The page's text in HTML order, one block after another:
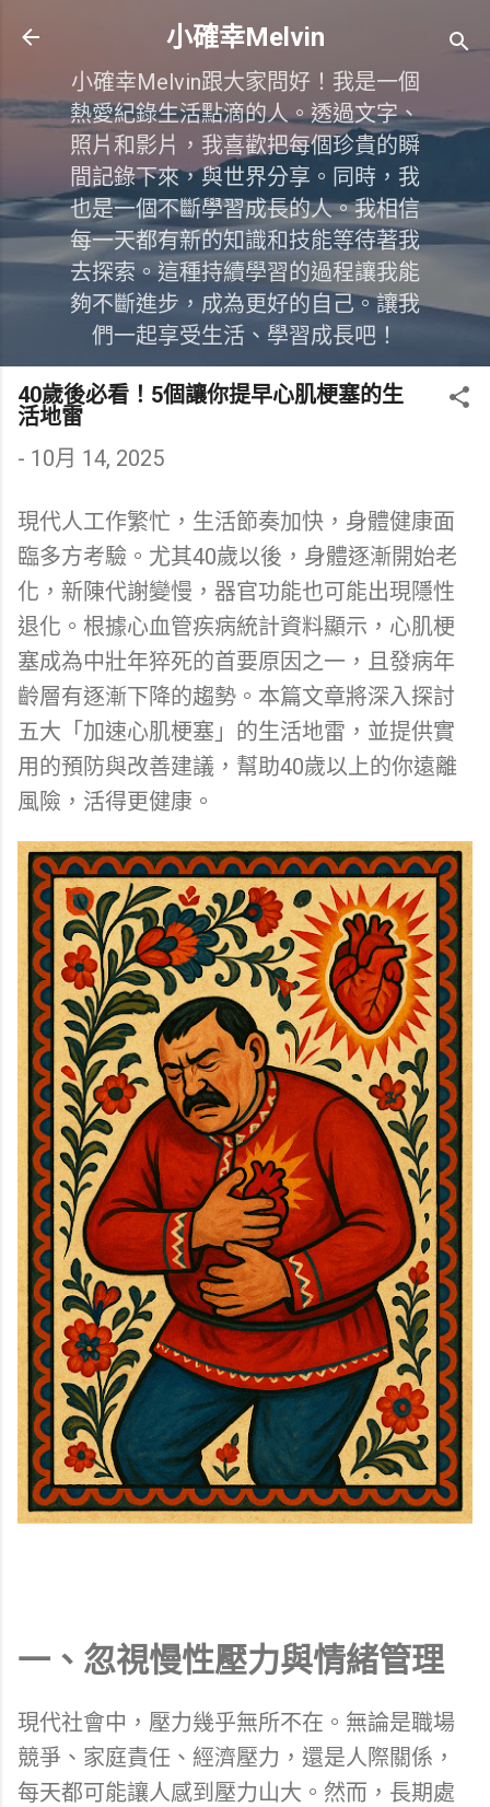
跳到主要內容
小確幸Melvin
小確幸Melvin跟大家問好！我是一個
熱愛紀錄生活點滴的人。透過文字、
照片和影片，我喜歡把每個珍貴的瞬
間記錄下來，與世界分享。同時，我
也是一個不斷學習成長的人。我相信
每一天都有新的知識和技能等待著我
去探索。這種持續學習的過程讓我能
夠不斷進步，成為更好的自己。讓我
們一起享受生活、學習成長吧！
40歲後必看！5個讓你提早心肌梗塞的生
活地雷
- 10月 14, 2025
現代人工作繁忙，生活節奏加快，身體健康面
臨多方考驗。尤其40歲以後，身體逐漸開始老
化，新陳代謝變慢，器官功能也可能出現隱性
退化。根據心血管疾病統計資料顯示，心肌梗
塞成為中壯年猝死的首要原因之一，且發病年
齡層有逐漸下降的趨勢。本篇文章將深入探討
五大「加速心肌梗塞」的生活地雷，並提供實
用的預防與改善建議，幫助40歲以上的你遠離
風險，活得更健康。
一、忽視慢性壓力與情緒管理
現代社會中，壓力幾乎無所不在。無論是職場
競爭、家庭責任、經濟壓力，還是人際關係，
每天都可能讓人感到壓力山大。然而，長期處